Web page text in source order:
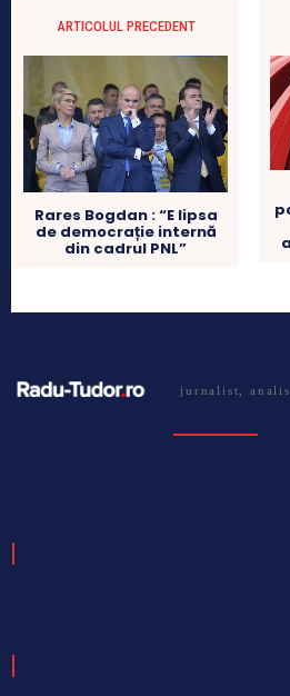
ARTICOLUL PRECEDENT
Rares Bogdan : “E lipsa
de democrație internă
din cadrul PNL”
jurnalist,